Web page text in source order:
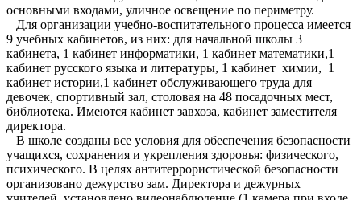
основными входами, уличное освещение по периметру.
Для организации учебно-воспитательного процесса имеется
9 учебных кабинетов, из них: для начальной школы 3
кабинета, 1 кабинет информатики, 1 кабинет математики,1
кабинет русского языка и литературы, 1 кабинет химии, 1
кабинет истории,1 кабинет обслуживающего труда для
девочек, спортивный зал, столовая на 48 посадочных мест,
библиотека. Имеются кабинет завхоза, кабинет заместителя
директора.
В школе созданы все условия для обеспечения безопасности
учащихся, сохранения и укрепления здоровья: физического,
психического. В целях антитеррористической безопасности
организовано дежурство зам. Директора и дежурных